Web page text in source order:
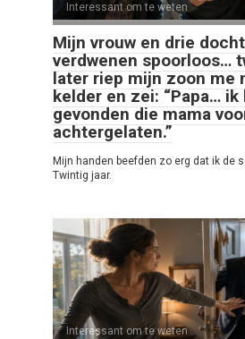
Interessant om te weten
Mijn vrouw en drie
verdwenen spoorloos…
later riep mijn zoon me
kelder en zei: “Papa…
gevonden die mama
achtergelaten.”
Mijn handen beefden zo erg dat ik de
Twintig jaar.
Interessant om te weten